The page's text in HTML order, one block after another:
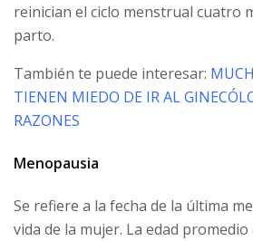
reinician el ciclo menstrual cuatro
parto.
También te puede interesar:
TIENEN MIEDO DE IR AL
RAZONES
Menopausia
Se refiere a la fecha de la última
vida de la mujer. La edad